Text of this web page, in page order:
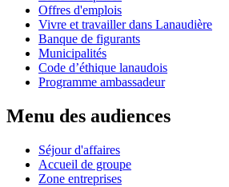
Offres d'emplois
Vivre et travailler dans Lanaudière
Banque de figurants
Municipalités
Code d’éthique lanaudois
Programme ambassadeur
Menu des audiences
Séjour d'affaires
Accueil de groupe
Zone entreprises